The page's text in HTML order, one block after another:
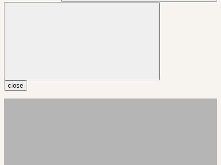
close